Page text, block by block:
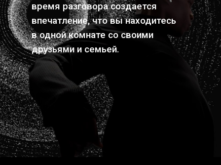
время разговора создается
впечатление, что вы находитесь
в одной комнате со своими
друзьями и семьей.